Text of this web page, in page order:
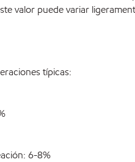
valor puede variar
típicas:
6-8%